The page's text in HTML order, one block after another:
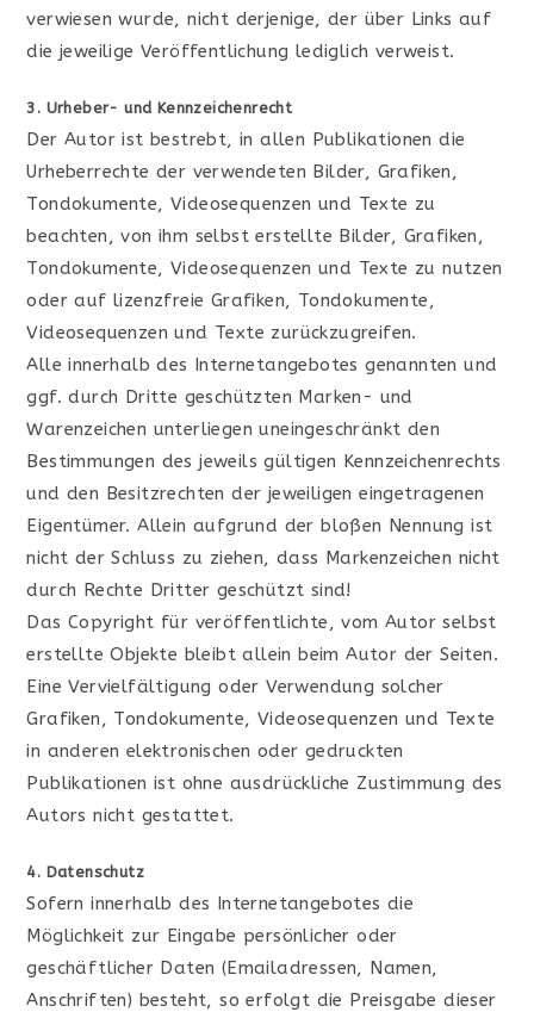
verwiesen wurde, nicht derjenige, der über Links auf
die jeweilige Veröffentlichung lediglich verweist.
3. Urheber- und Kennzeichenrecht
Der Autor ist bestrebt, in allen Publikationen die
Urheberrechte der verwendeten Bilder, Grafiken,
Tondokumente, Videosequenzen und Texte zu
beachten, von ihm selbst erstellte Bilder, Grafiken,
Tondokumente, Videosequenzen und Texte zu nutzen
oder auf lizenzfreie Grafiken, Tondokumente,
Videosequenzen und Texte zurückzugreifen.
Alle innerhalb des Internetangebotes genannten und
ggf. durch Dritte geschützten Marken- und
Warenzeichen unterliegen uneingeschränkt den
Bestimmungen des jeweils gültigen Kennzeichenrechts
und den Besitzrechten der jeweiligen eingetragenen
Eigentümer. Allein aufgrund der bloßen Nennung ist
nicht der Schluss zu ziehen, dass Markenzeichen nicht
durch Rechte Dritter geschützt sind!
Das Copyright für veröffentlichte, vom Autor selbst
erstellte Objekte bleibt allein beim Autor der Seiten.
Eine Vervielfältigung oder Verwendung solcher
Grafiken, Tondokumente, Videosequenzen und Texte
in anderen elektronischen oder gedruckten
Publikationen ist ohne ausdrückliche Zustimmung des
Autors nicht gestattet.
4. Datenschutz
Sofern innerhalb des Internetangebotes die
Möglichkeit zur Eingabe persönlicher oder
geschäftlicher Daten (Emailadressen, Namen,
Anschriften) besteht, so erfolgt die Preisgabe dieser